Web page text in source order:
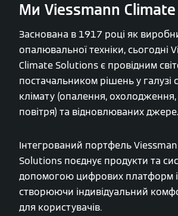
Ми Viessmann
Заснована в 1917 році як
опалювальної техніки, сьогодні
Climate Solutions є провідним
постачальником рішень у галузі
клімату (опалення, охолодження,
повітря) та відновлюваних
Інтегрований портфель
Solutions поєднує продукти та
допомогою цифрових платформ і
створюючи індивідуальний
для користувачів.